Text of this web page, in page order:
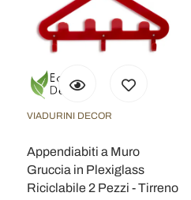
VIADURINI DECOR
Appendiabiti a Muro
Gruccia in Plexiglass
Riciclabile 2 Pezzi - Tirreno